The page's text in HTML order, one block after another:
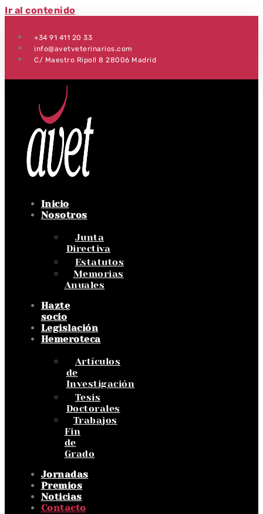
Ir al contenido
+34 91 411 20 33
info@avetveterinarios.com
C/ Maestro Ripoll 8 28006 Madrid
Inicio
Nosotros
Junta
Directiva
Estatutos
Memorias
Anuales
Hazte
socio
Legislación
Hemeroteca
Artículos
de
Investigación
Tesis
Doctorales
Trabajos
Fin
de
Grado
Jornadas
Premios
Noticias
Contacto